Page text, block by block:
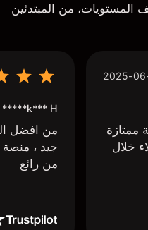
المستويات، من المبتدئين
2025-
ممتازة
خلال
k*** H*****
من افضل
جيد ،
من رائع